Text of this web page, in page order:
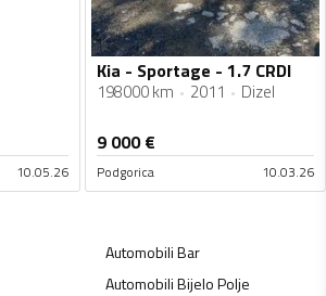
10.05.26
Kia - Sportage - 1.7 CRDI
198000 km 2011 Dizel
9 000€
Podgorica 10.03.26
AutomobiliBar
AutomobiliBijelo Polje